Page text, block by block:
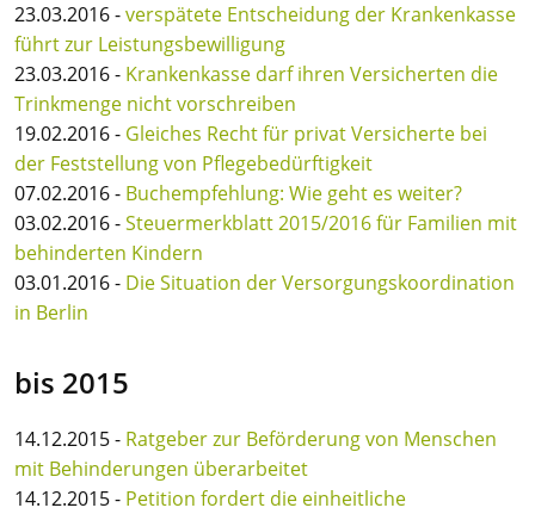
23.03.2016 -verspätete Entscheidung der Krankenkasse
führt zur Leistungsbewilligung
23.03.2016 - Krankenkasse darf ihren Versicherten die
Trinkmenge nicht vorschreiben
19.02.2016 - Gleiches Recht für privat Versicherte bei
der Feststellung von Pflegebedürftigkeit
07.02.2016 - Buchempfehlung: Wie geht es weiter?
03.02.2016 -Steuermerkblatt 2015/2016 für Familien mit
behinderten Kindern
03.01.2016 - Die Situation der Versorgungskoordination
in Berlin
bis 2015
14.12.2015 - Ratgeber zur Beförderung von Menschen
mit Behinderungen überarbeitet
14.12.2015 - Petition fordert die einheitliche